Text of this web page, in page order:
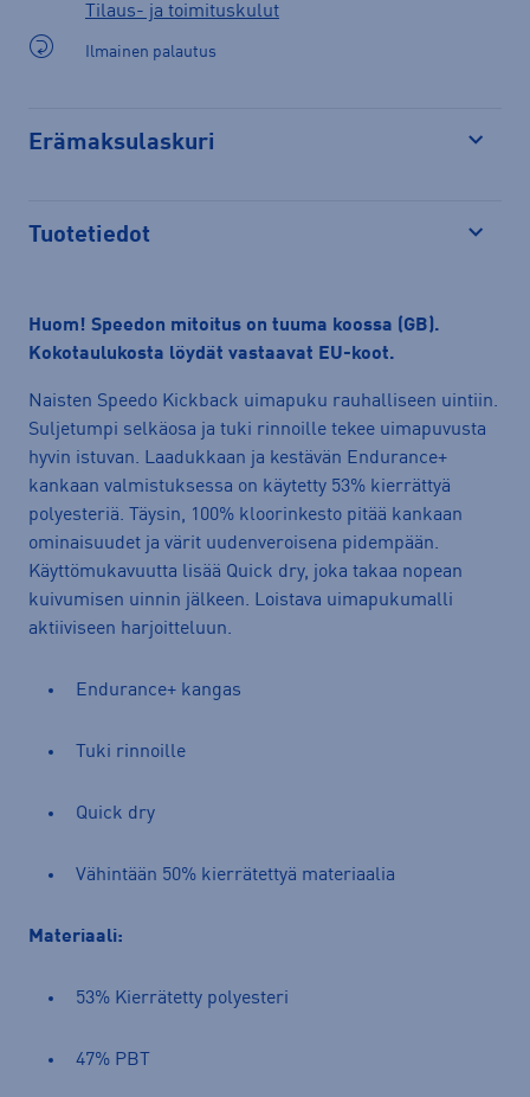
Tilaus- ja toimituskulut
Ilmainen palautus
Erämaksulaskuri
Tuotetiedot
Huom! Speedon mitoitus on tuuma koossa (GB).
Kokotaulukosta löydät vastaavat EU-koot.
Naisten Speedo Kickback uimapuku rauhalliseen uintiin.
Suljetumpi selkäosa ja tuki rinnoille tekee uimapuvusta
hyvin istuvan. Laadukkaan ja kestävän Endurance+
kankaan valmistuksessa on käytetty 53% kierrättyä
polyesteriä. Täysin, 100% kloorinkesto pitää kankaan
ominaisuudet ja värit uudenveroisena pidempään.
Käyttömukavuutta lisää Quick dry, joka takaa nopean
kuivumisen uinnin jälkeen. Loistava uimapukumalli
aktiiviseen harjoitteluun.
Endurance+ kangas
Tuki rinnoille
Quick dry
Vähintään 50% kierrätettyä materiaalia
Materiaali:
53% Kierrätetty polyesteri
47% PBT